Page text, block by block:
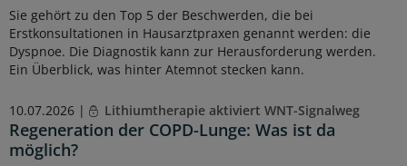
Sie gehört zu den Top 5 der Beschwerden, die bei
Erstkonsultationen in Hausarztpraxen genannt werden: die
Dyspnoe. Die Diagnostik kann zur Herausforderung werden.
Ein Überblick, was hinter Atemnot stecken kann.
10.07.2026 | Lithiumtherapie aktiviert WNT-Signalweg
Regeneration der COPD-Lunge: Was ist da
möglich?